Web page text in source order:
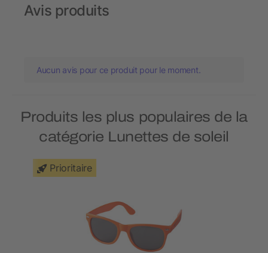
Avis produits
Aucun avis pour ce produit pour le moment.
Produits les plus populaires de la
catégorie Lunettes de soleil
Prioritaire